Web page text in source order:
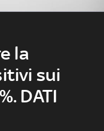
la
sui
DATI